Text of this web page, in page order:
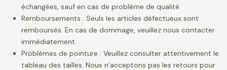
échangées, sauf en cas de problème de qualité.
Remboursements : Seuls les articles défectueux sont
remboursés. En cas de dommage, veuillez nous contacter
immédiatement.
Problèmes de pointure : Veuillez consulter attentivement le
tableau des tailles. Nous n’acceptons pas les retours pour